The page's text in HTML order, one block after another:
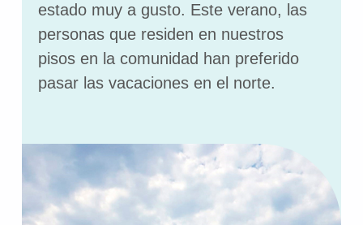
estado muy a gusto. Este verano, las
personas que residen en nuestros
pisos en la comunidad han preferido
pasar las vacaciones en el norte.